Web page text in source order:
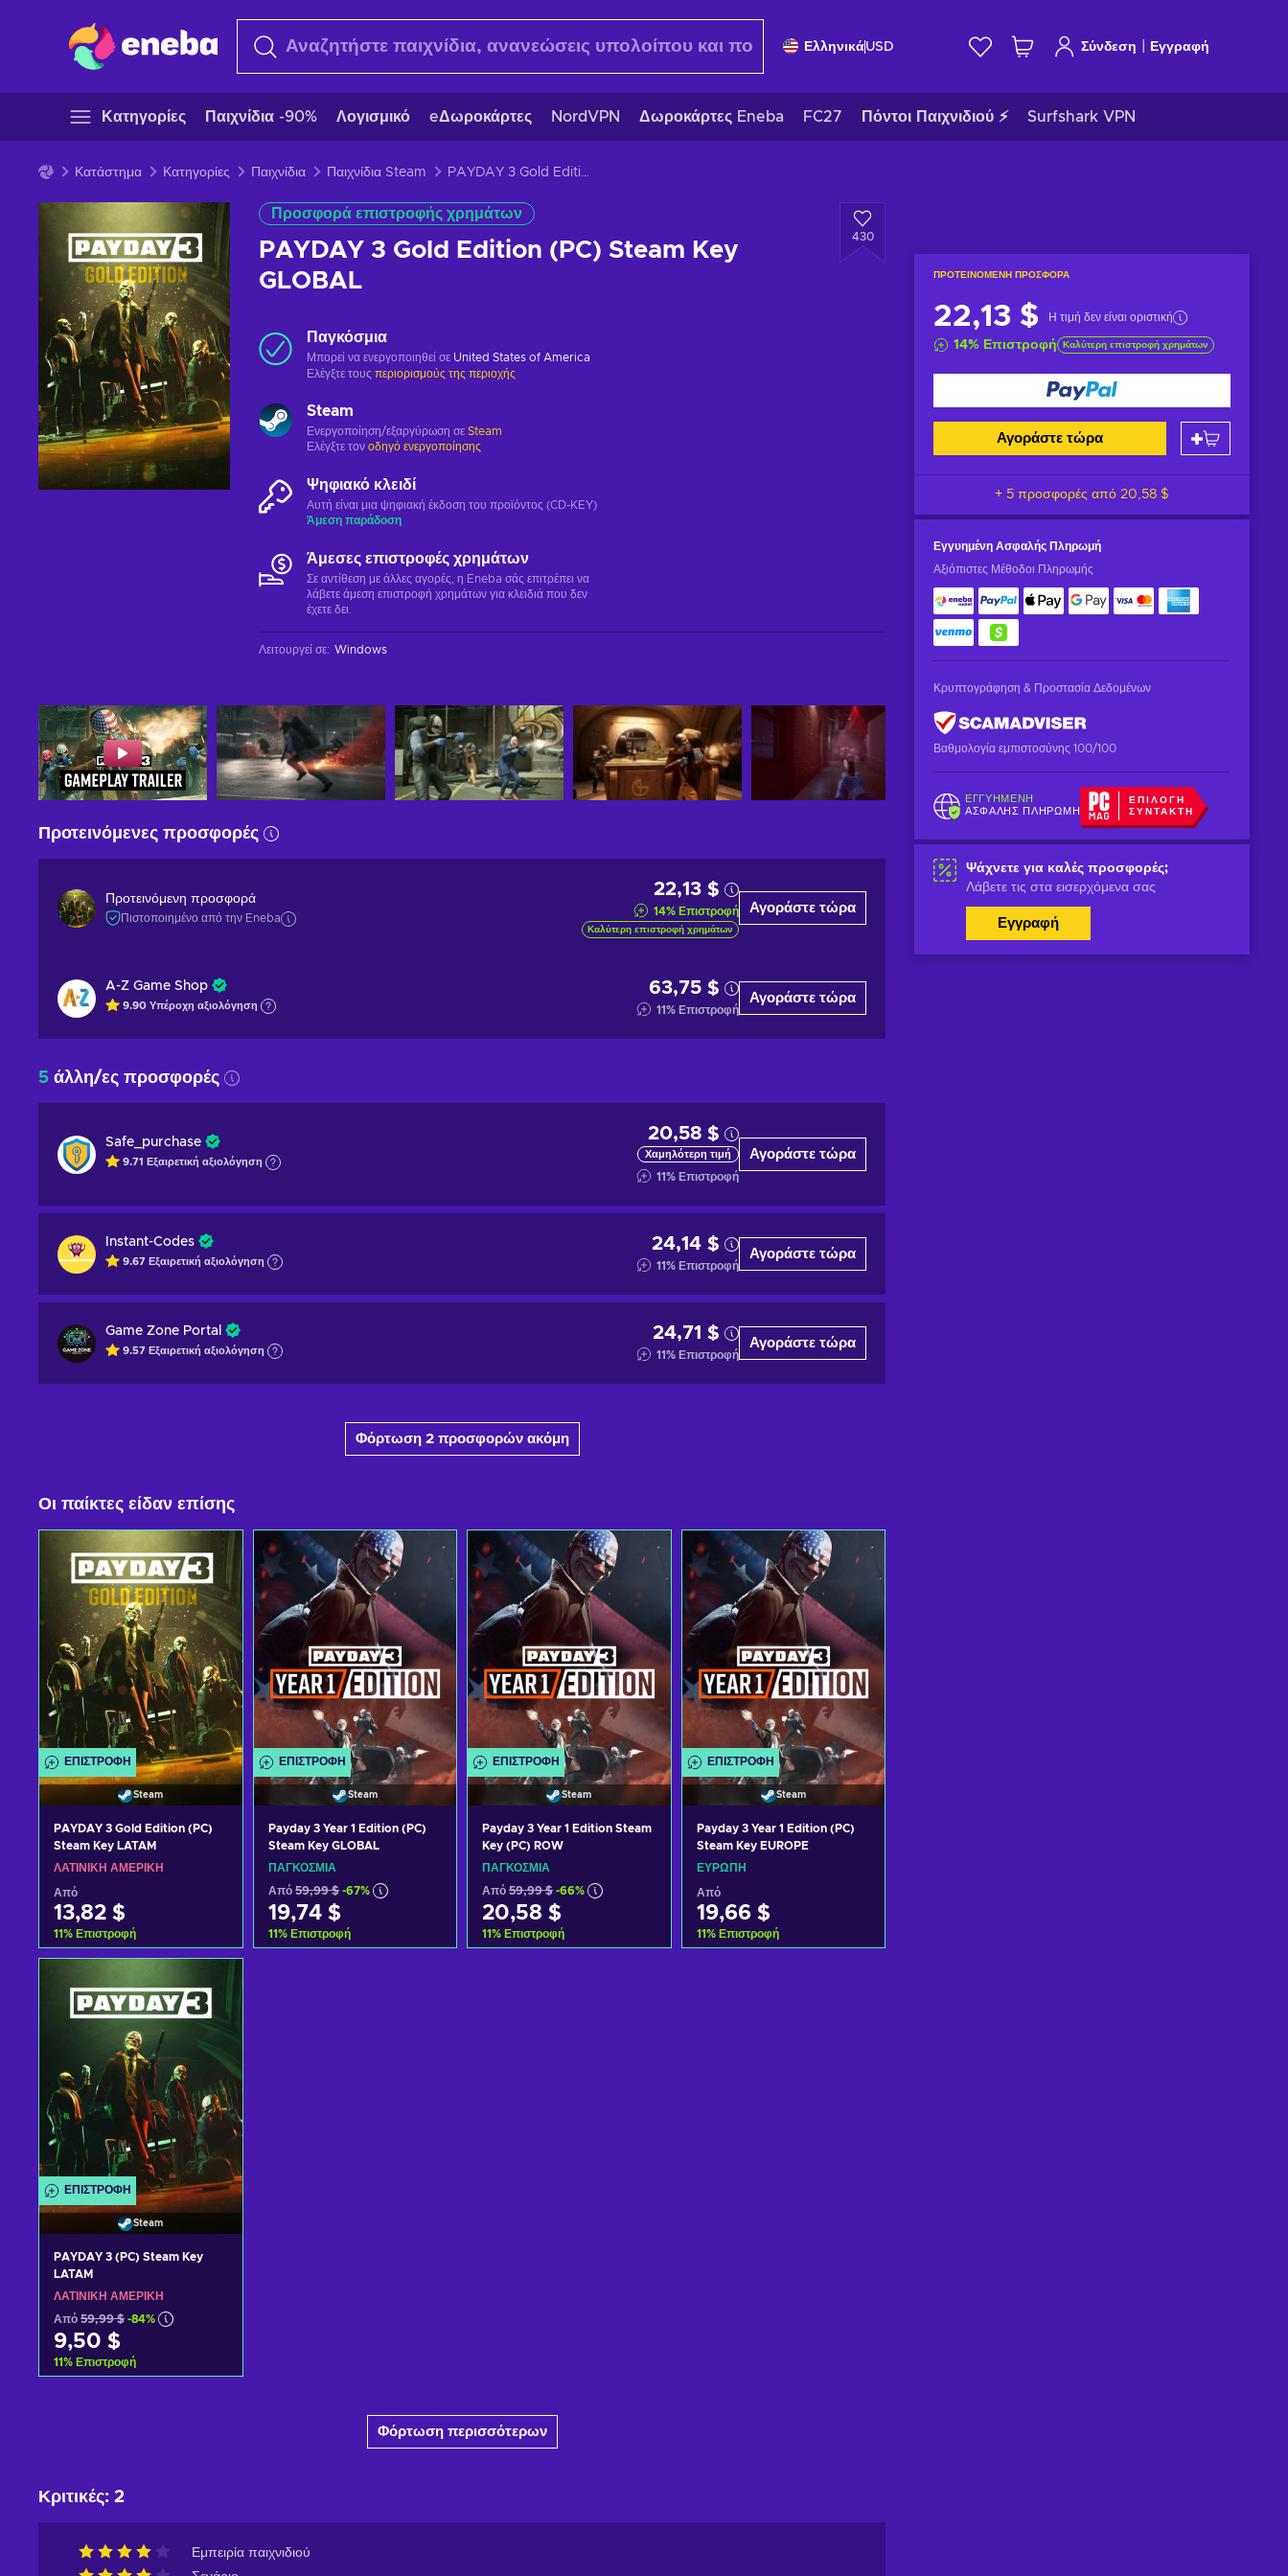
ΕλληνικάUSD Σύνδεση Εγγραφή
Κατηγορίες Παιχνίδια -90% Λογισμικό eΔωροκάρτες NordVPN Δωροκάρτες Eneba FC27 Πόντοι Παιχνιδιού ⚡ Surfshark VPN
Κατάστημα Κατηγορίες Παιχνίδια Παιχνίδια Steam PAYDAY 3 Gold Edition (PC) Steam Key GLOBAL
Προσφορά επιστροφής χρημάτων
PAYDAY 3 Gold Edition (PC) Steam Key
GLOBAL
430
ΠΡΟΤΕΙΝΌΜΕΝΗ ΠΡΟΣΦΟΡΆ
22,13 $ Η τιμή δεν είναι οριστική
14% Επιστροφή Καλύτερη επιστροφή χρημάτων
Αγοράστε τώρα
+ 5 προσφορές από 20,58 $
Εγγυημένη Ασφαλής Πληρωμή
Αξιόπιστες Μέθοδοι Πληρωμής
Κρυπτογράφηση & Προστασία Δεδομένων
Βαθμολογία εμπιστοσύνης 100/100
ΕΓΓΥΗΜΈΝΗ
ΑΣΦΑΛΉΣ ΠΛΗΡΩΜΉ
ΕΠΙΛΟΓΉ
ΣΥΝΤΆΚΤΗ
Ψάχνετε για καλές προσφορές;
Λάβετε τις στα εισερχόμενα σας
Εγγραφή
Παγκόσμια
Μπορεί να ενεργοποιηθεί σε United States of America
Ελέγξτε τους περιορισμούς της περιοχής
Steam
Ενεργοποίηση/εξαργύρωση σε Steam
Ελέγξτε τον οδηγό ενεργοποίησης
Ψηφιακό κλειδί
Αυτή είναι μια ψηφιακή έκδοση του προϊόντος (CD-KEY)
Άμεση παράδοση
Άμεσες επιστροφές χρημάτων
Σε αντίθεση με άλλες αγορές, η Eneba σάς επιτρέπει να
λάβετε άμεση επιστροφή χρημάτων για κλειδιά που δεν
έχετε δει.
Λειτουργεί σε: Windows
Προτεινόμενες προσφορές
Προτεινόμενη προσφορά
Πιστοποιημένο από την Eneba
22,13 $
14% Επιστροφή
Καλύτερη επιστροφή χρημάτων
Αγοράστε τώρα
A-Z Game Shop
9.90 Υπέροχη αξιολόγηση
63,75 $
11% Επιστροφή
Αγοράστε τώρα
5 άλλη/ες προσφορές
Safe_purchase
9.71 Εξαιρετική αξιολόγηση
20,58 $
Χαμηλότερη τιμή
11% Επιστροφή
Αγοράστε τώρα
Instant-Codes
9.67 Εξαιρετική αξιολόγηση
24,14 $
11% Επιστροφή
Αγοράστε τώρα
Game Zone Portal
9.57 Εξαιρετική αξιολόγηση
24,71 $
11% Επιστροφή
Αγοράστε τώρα
Φόρτωση 2 προσφορών ακόμη
Οι παίκτες είδαν επίσης
ΕΠΙΣΤΡΟΦΉ
Steam
PAYDAY 3 Gold Edition (PC)
Steam Key LATAM
ΛΑΤΙΝΙΚΉ ΑΜΕΡΙΚΉ
Από
13,82 $
11% Επιστροφή
Δείτε προσφορές
ΕΠΙΣΤΡΟΦΉ
Steam
Payday 3 Year 1 Edition (PC)
Steam Key GLOBAL
ΠΑΓΚΌΣΜΙΑ
Από 59,99 $ -67%
19,74 $
11% Επιστροφή
ΕΠΙΣΤΡΟΦΉ
Steam
Payday 3 Year 1 Edition Steam
Key (PC) ROW
ΠΑΓΚΌΣΜΙΑ
Από 59,99 $ -66%
20,58 $
11% Επιστροφή
ΕΠΙΣΤΡΟΦΉ
Steam
Payday 3 Year 1 Edition (PC)
Steam Key EUROPE
ΕΥΡΏΠΗ
Από
19,66 $
11% Επιστροφή
ΕΠΙΣΤΡΟΦΉ
Steam
PAYDAY 3 (PC) Steam Key
LATAM
ΛΑΤΙΝΙΚΉ ΑΜΕΡΙΚΉ
Από 59,99 $ -84%
9,50 $
11% Επιστροφή
Φόρτωση περισσότερων
Κριτικές: 2
Εμπειρία παιχνιδιού